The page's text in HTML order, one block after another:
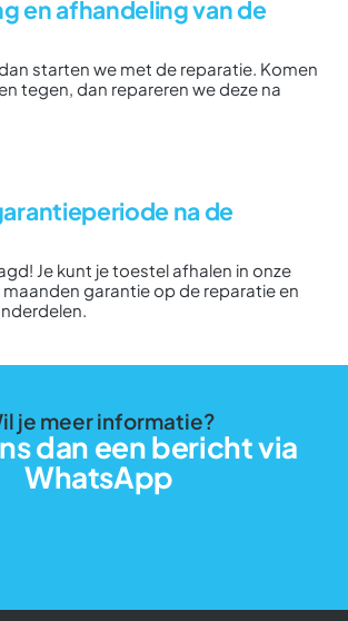
en afhandeling van de
starten we met de reparatie. Komen
tegen, dan repareren we deze na
na de
Je kunt je toestel afhalen in onze
maanden garantie op de reparatie en
je meer informatie?
dan een bericht via
WhatsApp